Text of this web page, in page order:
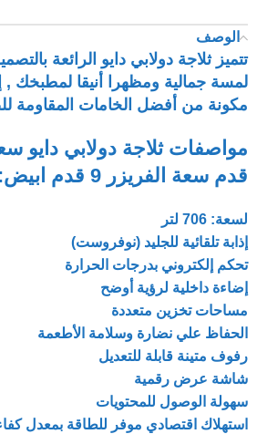
الوصف
تتميز ثلاجة دولابي دايو الرائعة
لمسة جمالية ومظهرا أنيقا لمطبخك ,
مكونة من أفضل الخامات المقاومة
قدم سعة الفريزر 9 قدم ابيض:
لسعة: 706 لتر
إذابة تلقائية للجليد (نوفروست)
تحكم إلكتروني بدرجات الحرارة
إضاءة داخلية لرؤية أوضح
مساحات تخزين متعددة
الحفاظ علي نضارة وسلامة الأطعمة
رفوف متينة قابلة للتعديل
شاشة عرض رقمية
سهولة الوصول للمحتويات
استهلاك اقتصادي موفر للطاقة بمعدل كفاءة